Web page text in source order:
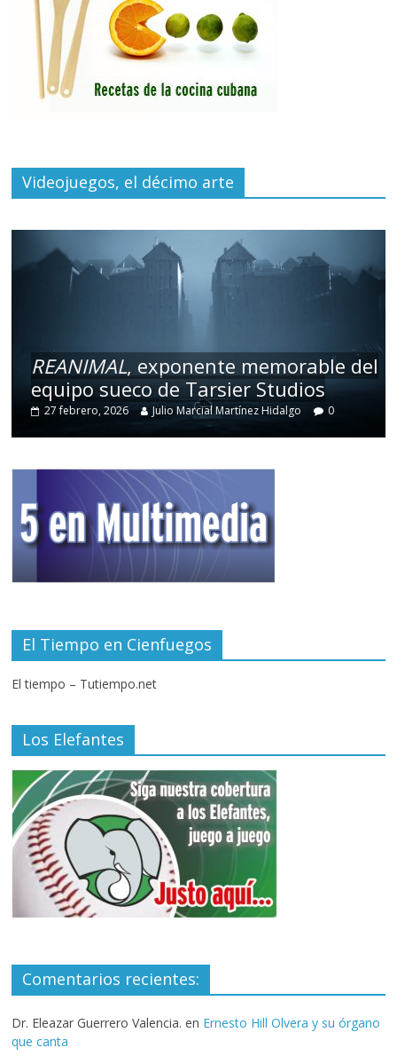
Videojuegos, el décimo arte
REANIMAL, exponente memorable del
equipo sueco de Tarsier Studios
27 febrero, 2026 Julio Marcial Martínez Hidalgo 0
El Tiempo en Cienfuegos
El tiempo – Tutiempo.net
Los Elefantes
Comentarios recientes:
Dr. Eleazar Guerrero Valencia. en Ernesto Hill Olvera y su órgano
que canta